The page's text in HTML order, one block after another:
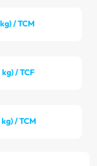
/ TCM
/ TCF
/ TCM